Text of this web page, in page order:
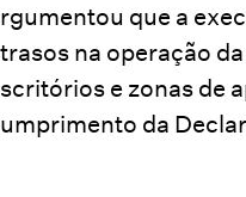
que a
na operação
e zonas de
da